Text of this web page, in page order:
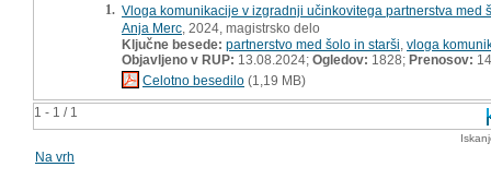
1 - 1 / 1
1. Vloga komunikacije v izgradnji učinkovitega partnerstva med
Anja Merc , 2024, magistrsko delo
Ključne besede: partnerstvo med šolo in starši vloga
Objavljeno v RUP: 13.08.2024; Ogledov: 1828; Prenosov:
Celotno besedilo (1,19 MB)
Na vrh